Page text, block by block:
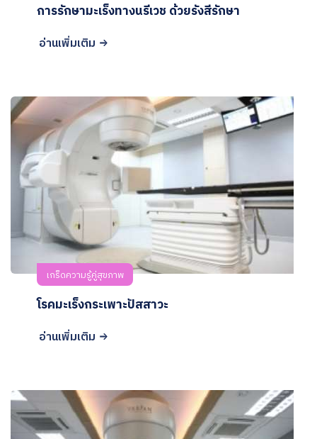
การรักษามะเร็งทางนรีเวช ด้วยรังสีรักษา
อ่านเพิ่มเติม
เกร็ดความรู้คู่สุขภาพ
โรคมะเร็งกระเพาะปัสสาวะ
อ่านเพิ่มเติม